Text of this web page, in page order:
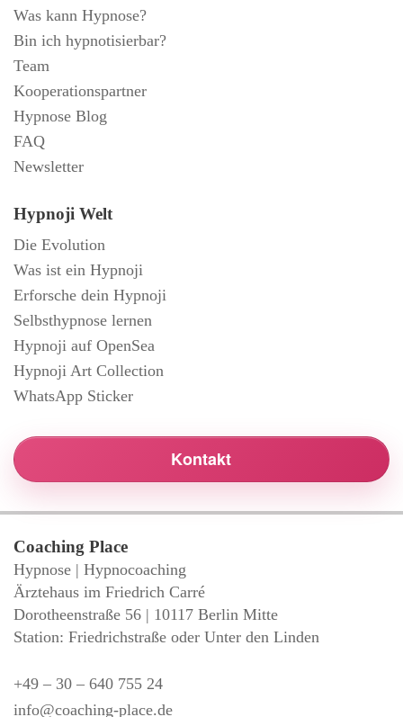
Was kann Hypnose?
Bin ich hypnotisierbar?
Team
Kooperationspartner
Hypnose Blog
FAQ
Newsletter
Hypnoji Welt
Die Evolution
Was ist ein Hypnoji
Erforsche dein Hypnoji
Selbsthypnose lernen
Hypnoji auf OpenSea
Hypnoji Art Collection
WhatsApp Sticker
Kontakt
Coaching Place
Hypnose | Hypnocoaching
Ärztehaus im Friedrich Carré
Dorotheenstraße 56 | 10117 Berlin Mitte
Station: Friedrichstraße oder Unter den Linden
+49 – 30 – 640 755 24
info@coaching-place.de